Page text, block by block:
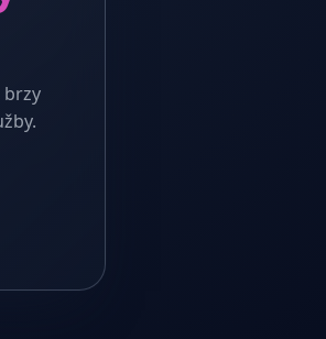
brzy